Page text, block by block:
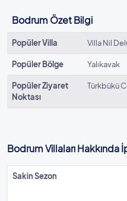
Bodrum Özet Bilgi
Popüler Villa Villa Nil
Popüler Bölge Yalıkavak
Popüler Ziyaret
Noktası
Türkbükü
Bodrum Villaları Hakkında
Sakin Sezon